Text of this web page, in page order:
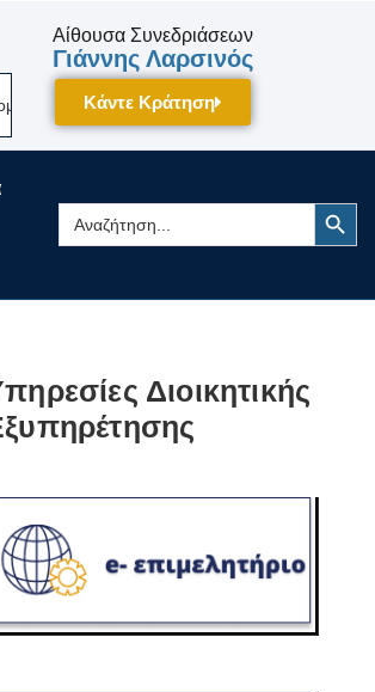
Πελοποννήσου Δίνει Ραντεβού Τον
Αίθουσα Συνεδριάσεων
Γιάννης Λαρσινός
Κάντε Κράτηση
Search
for:
Search Button
Διοικητικής